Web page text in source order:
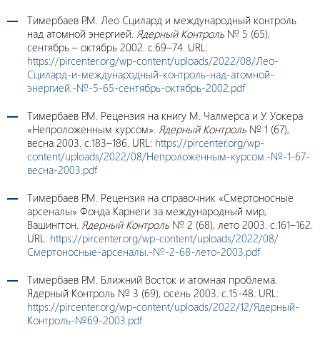
Тимербаев Р.М. Лео Сцилард и международный контроль
над атомной энергией. Ядерный Контроль № 5 (65),
сентябрь – октябрь 2002. c.69–74. URL:
https://pircenter.org/wp-content/uploads/2022/08/Лео-
Сцилард-и-международный-контроль-над-атомной-
энергией.-№-5-65-сентябрь-октябрь-2002.pdf
Тимербаев Р.М. Рецензия на книгу М. Чалмерса и У. Уокера
«Непроложенным курсом». Ядерный Контроль № 1 (67),
весна 2003. с.183–186. URL: https://pircenter.org/wp-
content/uploads/2022/08/Непроложенным-курсом.-№-1-67-
весна-2003.pdf
Тимербаев Р.М. Рецензия на справочник «Смертоносные
арсеналы» Фонда Карнеги за международный мир,
Вашингтон. Ядерный Контроль № 2 (68), лето 2003. с.161–162.
URL: https://pircenter.org/wp-content/uploads/2022/08/
Смертоносные-арсеналы.-№-2-68-лето-2003.pdf
Тимербаев Р.М. Ближний Восток и атомная проблема.
Ядерный Контроль № 3 (69), осень 2003. с.15-48. URL:
https://pircenter.org/wp-content/uploads/2022/12/Ядерный-
Контроль-№69-2003.pdf